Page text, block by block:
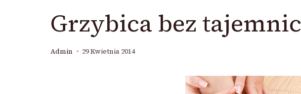
Grzybica bez tajemnic
Admin 29 Kwietnia 2014